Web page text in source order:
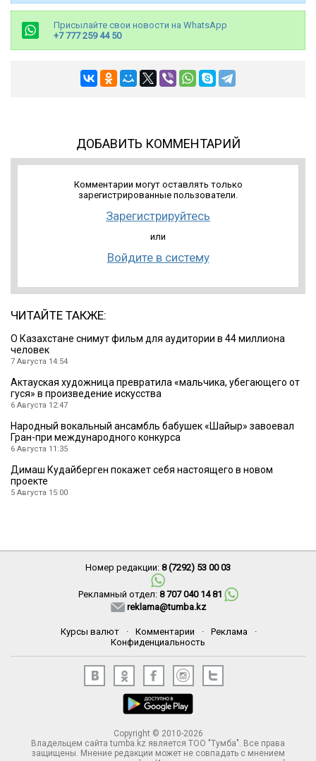
Присылайте свои новости на WhatsApp
+7 777 259 44 50
ДОБАВИТЬ КОММЕНТАРИЙ
Комментарии могут оставлять только
зарегистрированные пользователи.
Зарегистрируйтесь
или
Войдите в систему
ЧИТАЙТЕ ТАКЖЕ:
О Казахстане снимут фильм для аудитории в 44 миллиона
человек
7 Августа 14:54
Актауская художница превратила «мальчика, убегающего от
гуся» в произведение искусства
6 Августа 12:47
Народный вокальный ансамбль бабушек «Шайыр» завоевал
Гран-при международного конкурса
6 Августа 11:35
Димаш Кудайберген покажет себя настоящего в новом
проекте
5 Августа 15:00
Номер редакции: 8 (7292) 53 00 03
Рекламный отдел: 8 707 040 14 81
reklama@tumba.kz
Курсы валют · Комментарии · Реклама
·
Конфиденциальность
Copyright © 2010-2026
Владельцем сайта tumba.kz является ТОО "Тумба". Все права
защищены. Мнение редакции может не совпадать с мнением